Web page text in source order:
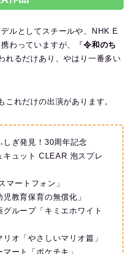
ルとしてスチールや、NHK E
わっていますが、『令和のち
れるだけあり、やはり一番多い
これだけの出演があります。
しぎ発見！30周年記念
キュット CLEAR 泡スプレ
マートフォン」
教育保育の無償化」
グループ「キミエホワイト
リオ「やさしいマリオ篇」
ート「ポケチキ」